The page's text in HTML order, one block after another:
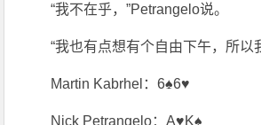
“我不在乎，”Petrangelo说。
“我也有点想有个自由下午，所以
Martin Kabrhel：6♠6♥
Nick Petrangelo：A♥K♠